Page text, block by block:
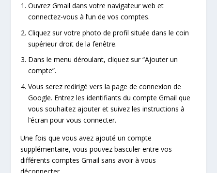
Ouvrez Gmail dans votre navigateur web et
connectez-vous à l’un de vos comptes.
Cliquez sur votre photo de profil située dans le coin
supérieur droit de la fenêtre.
Dans le menu déroulant, cliquez sur “Ajouter un
compte”.
Vous serez redirigé vers la page de connexion de
Google. Entrez les identifiants du compte Gmail que
vous souhaitez ajouter et suivez les instructions à
l’écran pour vous connecter.
Une fois que vous avez ajouté un compte
supplémentaire, vous pouvez basculer entre vos
différents comptes Gmail sans avoir à vous